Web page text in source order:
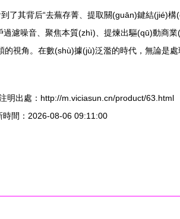
了其背后“去蕪存菁、提取關(guān)鍵結(jié)
濾噪音、聚焦本質(zhì)、提煉出驅(qū)動商
視角。在數(shù)據(jù)泛濫的時代，無論是
明出處：http://m.viciasun.cn/product/63.html
時間：2026-08-06 09:11:00